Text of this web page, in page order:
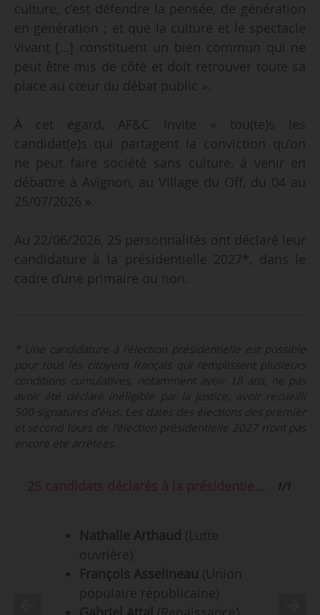
culture, c’est défendre la pensée, de génération
en génération ; et que la culture et le spectacle
vivant […] constituent un bien commun qui ne
peut être mis de côté et doit retrouver toute sa
place au cœur du débat public ».
À cet égard, AF&C invite « tou(te)s les
candidat(e)s qui partagent la conviction qu’on
ne peut faire société sans culture, à venir en
débattre à Avignon, au Village du Off, du 04 au
25/07/2026 ».
Au 22/06/2026, 25 personnalités ont déclaré leur
candidature à la présidentielle 2027*, dans le
cadre d’une primaire ou non.
* Une candidature à l’élection présidentielle est possible
pour tous les citoyens français qui remplissent plusieurs
conditions cumulatives, notamment avoir 18 ans, ne pas
avoir été déclaré inéligible par la justice, avoir recueilli
500 signatures d’élus. Les dates des élections des premier
et second tours de l’élection présidentielle 2027 n’ont pas
encore été arrêtées.
1/1